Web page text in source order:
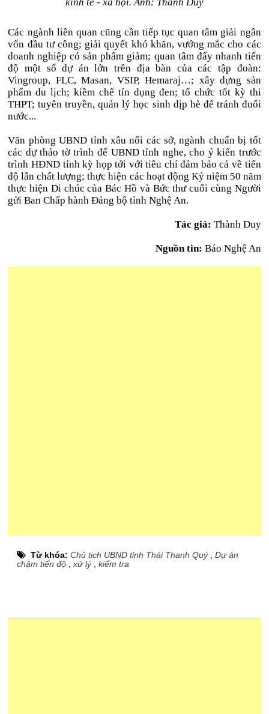
Các ngành liên quan cũng cần tiếp tục quan tâm giải ngân
vốn đầu tư công; giải quyết khó khăn, vướng mắc cho các
doanh nghiệp có sản phẩm giảm; quan tâm đẩy nhanh tiến
độ một số dự án lớn trên địa bàn của các tập đoàn:
Vingroup, FLC, Masan, VSIP, Hemaraj…; xây dựng sản
phẩm du lịch; kiềm chế tín dụng đen; tổ chức tốt kỳ thi
THPT; tuyên truyền, quản lý học sinh dịp hè để tránh đuối
nước...
Văn phòng UBND tỉnh xâu nối các sở, ngành chuẩn bị tốt
các dự thảo tờ trình để UBND tỉnh nghe, cho ý kiến trước
trình HĐND tỉnh kỳ họp tới với tiêu chí đảm bảo cả về tiến
độ lẫn chất lượng; thực hiện các hoạt động Kỷ niệm 50 năm
thực hiện Di chúc của Bác Hồ và Bức thư cuối cùng Người
gửi Ban Chấp hành Đảng bộ tỉnh Nghệ An.
Tác giả: Thành Duy
Nguồn tin: Báo Nghệ An
Từ khóa:Chủ tịch UBND tỉnh Thái Thanh Quý,Dự án
chậm tiến độ ,xử lý,kiểm tra